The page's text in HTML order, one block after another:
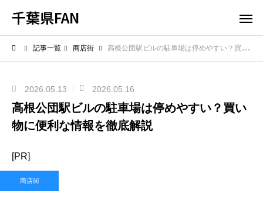
千葉県FAN
記事一覧 商店街 高根公団駅ビルの駐車場は停めやすい？買い物に便利な情報を徹底解説
2026.05.13 2026.05.16
高根公団駅ビルの駐車場は停めやすい？買い
物に便利な情報を徹底解説
[PR]
商店街